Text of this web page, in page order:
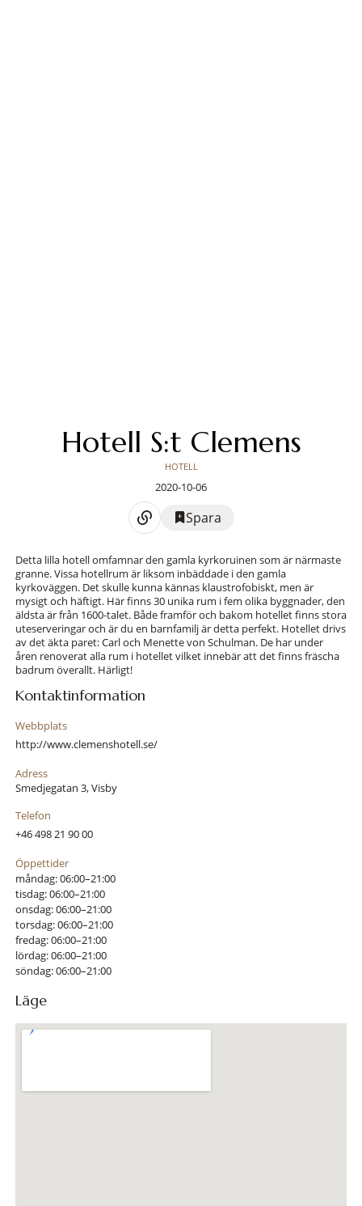
Hotell S:t Clemens
HOTELL
2020-10-06
Spara
Detta lilla hotell omfamnar den gamla kyrkoruinen som är närmaste
granne. Vissa hotellrum är liksom inbäddade i den gamla
kyrkoväggen. Det skulle kunna kännas klaustrofobiskt, men är
mysigt och häftigt. Här finns 30 unika rum i fem olika byggnader, den
äldsta är från 1600-talet. Både framför och bakom hotellet finns stora
uteserveringar och är du en barnfamilj är detta perfekt. Hotellet drivs
av det äkta paret: Carl och Menette von Schulman. De har under
åren renoverat alla rum i hotellet vilket innebär att det finns fräscha
badrum överallt. Härligt!
Kontaktinformation
Webbplats
http://www.clemenshotell.se/
Adress
Smedjegatan 3, Visby
Telefon
+46 498 21 90 00
Öppettider
måndag: 06:00–21:00
tisdag: 06:00–21:00
onsdag: 06:00–21:00
torsdag: 06:00–21:00
fredag: 06:00–21:00
lördag: 06:00–21:00
söndag: 06:00–21:00
Läge